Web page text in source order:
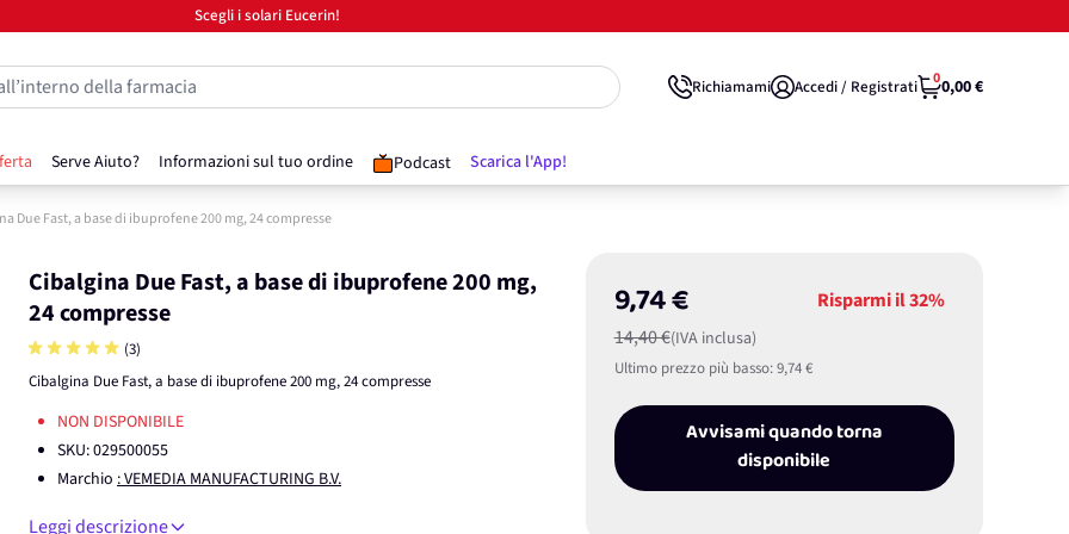
Scegli i solari Eucerin!
Serve Aiuto? Informazioni sul tuo ordine Podcast Scarica l'App!
della farmacia Richiamami Accedi / Registrati 00,00 €
Due Fast, a base di ibuprofene 200 mg, 24 compresse
Cibalgina Due Fast, a base di ibuprofene 200 mg,
24 compresse
(3)
Cibalgina Due Fast, a base di ibuprofene 200 mg, 24 compresse
9,74 €
14,40 €(IVA inclusa)
Risparmi il32%
Ultimo prezzo più basso:9,74 €
Avvisami quando torna
disponibile
NON DISPONIBILE
SKU:029500055
Marchio : VEMEDIA MANUFACTURING B.V.
Leggi descrizione